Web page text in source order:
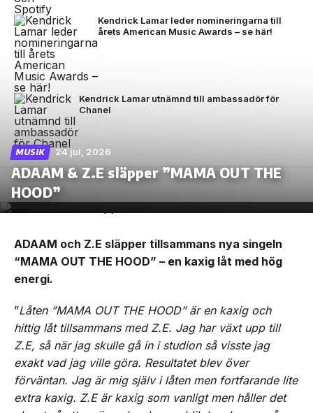
Kendrick Lamar leder nomineringarna till
årets American Music Awards – se här!
Kendrick Lamar utnämnd till ambassadör för
Chanel
MUSIK 24 jul, 2026
ADAAM & Z.E släpper ”MAMA OUT THE
HOOD”
ADAAM och Z.E släpper tillsammans nya singeln
“MAMA OUT THE HOOD” – en kaxig låt med hög
energi.
”Låten ”MAMA OUT THE HOOD” är en kaxig och
hittig låt tillsammans med Z.E. Jag har växt upp till
Z.E, så när jag skulle gå in i studion så visste jag
exakt vad jag ville göra. Resultatet blev över
förväntan. Jag är mig själv i låten men fortfarande lite
extra kaxig. Z.E är kaxig som vanligt men håller det